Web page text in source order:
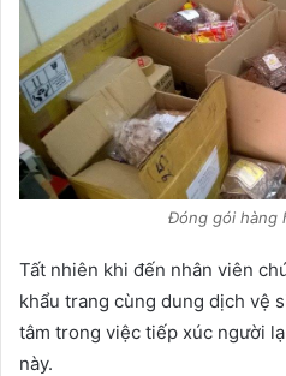
Đóng gói hàng
Tất nhiên khi đến nhân viên
khẩu trang cùng dung dịch vệ
tâm trong việc tiếp xúc người
này.